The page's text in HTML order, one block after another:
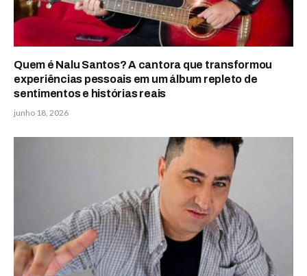
Quem é Nalu Santos? A cantora que transformou
experiências pessoais em um álbum repleto de
sentimentos e histórias reais
junho 18, 2026